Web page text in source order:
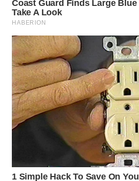
TAPANULI
TENGAH
WN DELI
SERDANG
WN
TEBING
TINGGI
KARAWANG